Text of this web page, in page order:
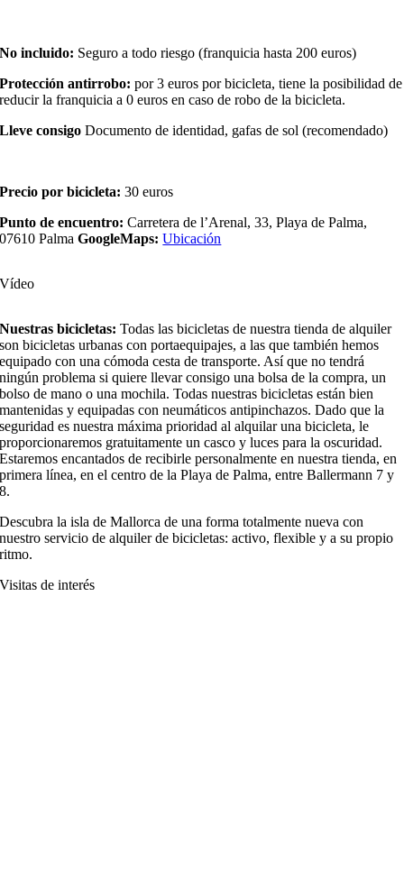
No incluido: Seguro a todo riesgo (franquicia hasta 200 euros)
Protección antirrobo: por 3 euros por bicicleta, tiene la posibilidad de
reducir la franquicia a 0 euros en caso de robo de la bicicleta.
Lleve consigoDocumento de identidad, gafas de sol (recomendado)
Precio por bicicleta: 30 euros
Punto de encuentro:Carretera de l’Arenal, 33, Playa de Palma,
07610 PalmaGoogleMaps: Ubicación
Vídeo
Nuestras bicicletas: Todas las bicicletas de nuestra tienda de alquiler
son bicicletas urbanas con portaequipajes, a las que también hemos
equipado con una cómoda cesta de transporte. Así que no tendrá
ningún problema si quiere llevar consigo una bolsa de la compra, un
bolso de mano o una mochila. Todas nuestras bicicletas están bien
mantenidas y equipadas con neumáticos antipinchazos. Dado que la
seguridad es nuestra máxima prioridad al alquilar una bicicleta, le
proporcionaremos gratuitamente un casco y luces para la oscuridad.
Estaremos encantados de recibirle personalmente en nuestra tienda, en
primera línea, en el centro de la Playa de Palma, entre Ballermann 7 y
8.
Descubra la isla de Mallorca de una forma totalmente nueva con
nuestro servicio de alquiler de bicicletas: activo, flexible y a su propio
ritmo.
Visitas de interés